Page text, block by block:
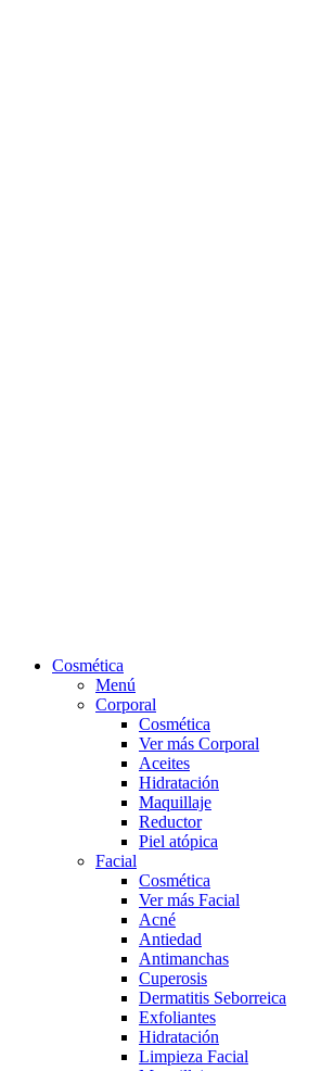
Cosmética
Menú
Corporal
Cosmética
Ver más Corporal
Aceites
Hidratación
Maquillaje
Reductor
Piel atópica
Facial
Cosmética
Ver más Facial
Acné
Antiedad
Antimanchas
Cuperosis
Dermatitis Seborreica
Exfoliantes
Hidratación
Limpieza Facial